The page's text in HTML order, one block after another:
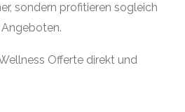
sondern profitieren sogleich
Offerte direkt und